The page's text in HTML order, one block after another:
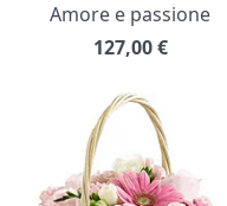
Amore e passione
127,00 €